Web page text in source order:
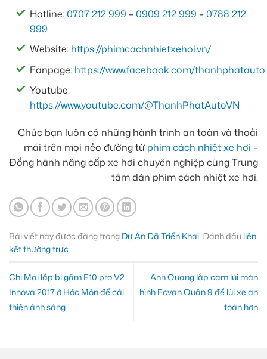
Hotline:0707 212 999 –0909 212 999 –0788 212
999
Website: https://phimcachnhietxehoi.vn/
Fanpage: https://www.facebook.com/
Youtube:
https://www.youtube.com/@ThanhPhatAutoVN
Chúc bạn luôn có những hành trình an toàn và thoải
mái trên mọi nẻo đường từ phim cách nhiệt xe hơi –
Đồng hành nâng cấp xe hơi chuyên nghiệp cùng Trung
tâm dán phim cách nhiệt xe hơi.
Bài viết này được đăng trong Dự Án Đã Triển Khai. Đánh dấu liên
kết thường trực.
Chị Mai lắp bi gầm F10 pro V2
Innova 2017 ở Hóc Môn để cải
thiện ánh sáng
Anh Quang lắp cam lùi màn
hình Ecvan Quận 9 để lùi xe an
toàn hơn